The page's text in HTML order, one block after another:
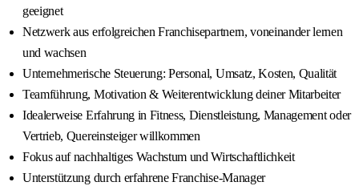
geeignet
Netzwerk aus erfolgreichen Franchisepartnern, voneinander lernen
und wachsen
Unternehmerische Steuerung: Personal, Umsatz, Kosten, Qualität
Teamführung, Motivation & Weiterentwicklung deiner Mitarbeiter
Idealerweise Erfahrung in Fitness, Dienstleistung, Management oder
Vertrieb, Quereinsteiger willkommen
Fokus auf nachhaltiges Wachstum und Wirtschaftlichkeit
Unterstützung durch erfahrene Franchise-Manager